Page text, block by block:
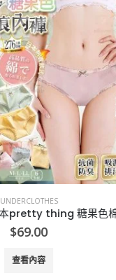
UNDERCLOTHES
$69.00
查看內容